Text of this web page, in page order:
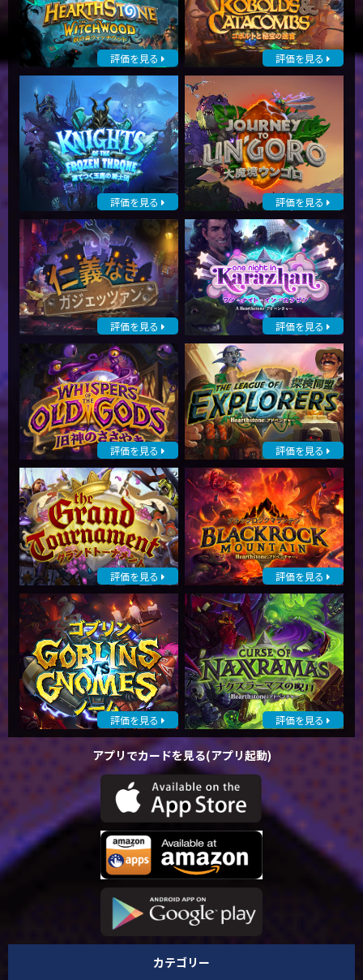
評価を見る 評価を見る
評価を見る 評価を見る
評価を見る 評価を見る
評価を見る 評価を見る
評価を見る 評価を見る
評価を見る 評価を見る
アプリでカードを見る(アプリ起動)
カテゴリー